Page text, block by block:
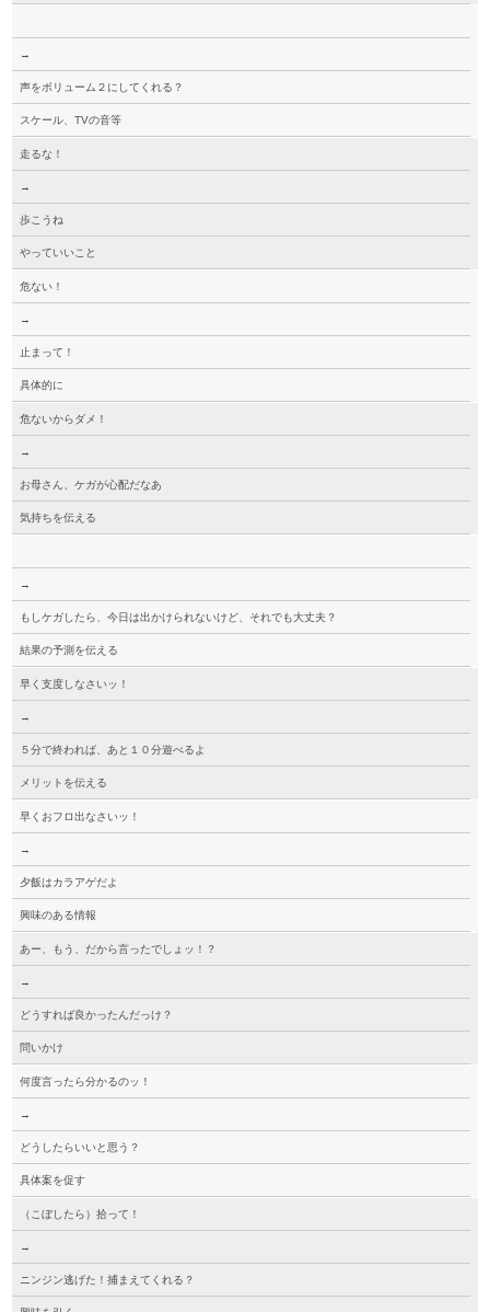
→
声をボリューム２にしてくれる？
スケール、TVの音等
走るな！
→
歩こうね
やっていいこと
危ない！
→
止まって！
具体的に
危ないからダメ！
→
お母さん、ケガが心配だなあ
気持ちを伝える
→
もしケガしたら、今日は出かけられないけど、それでも大丈夫？
結果の予測を伝える
早く支度しなさいッ！
→
５分で終われば、あと１０分遊べるよ
メリットを伝える
早くおフロ出なさいッ！
→
夕飯はカラアゲだよ
興味のある情報
あー、もう、だから言ったでしょッ！？
→
どうすれば良かったんだっけ？
問いかけ
何度言ったら分かるのッ！
→
どうしたらいいと思う？
具体案を促す
（こぼしたら）拾って！
→
ニンジン逃げた！捕まえてくれる？